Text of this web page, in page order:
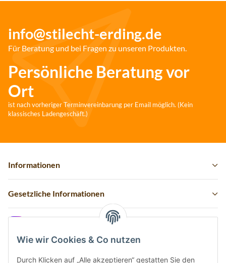
Wie wir Cookies & Co nutzen
Durch Klicken auf „Alle akzeptieren“ gestatten Sie den
info@stilecht-erding.de
Für Beratung und bei Fragen zu unseren Produkten.
Persönliche Beratung vor
Ort
ist nach vorheriger Terminvereinbarung per Email möglich. (Kein
klassisches Ladengeschäft.)
Informationen
Gesetzliche Informationen